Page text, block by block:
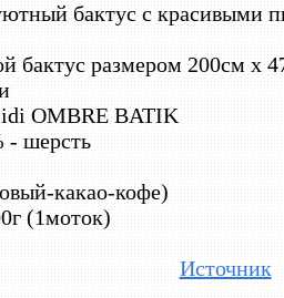
бактус с красивыми
бактус размером 200см х
OMBRE BATIK
- шерсть
какао-кофе)
(1моток)
Источник